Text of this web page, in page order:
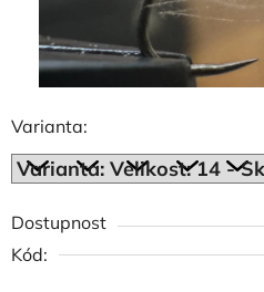
Varianta:
Dostupnost
Kód: